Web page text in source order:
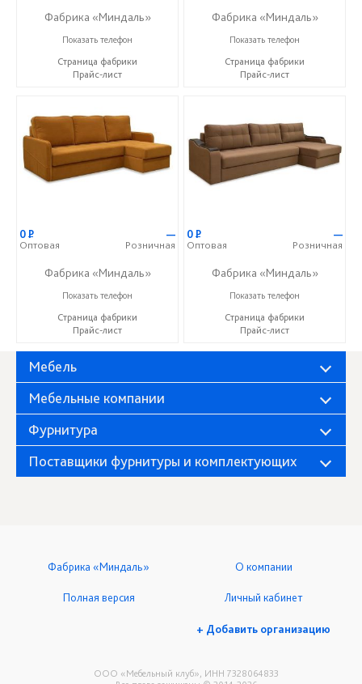
Фабрика «Миндаль»
+7 (927) 630-62-82
Показать телефон
Страница фабрики
Прайс-лист
Фабрика «Миндаль»
+7 (927) 630-62-82
Показать телефон
Страница фабрики
Прайс-лист
0Р
Оптовая
—
Розничная
Фабрика «Миндаль»
+7 (927) 630-62-82
Показать телефон
Страница фабрики
Прайс-лист
0Р
Оптовая
—
Розничная
Фабрика «Миндаль»
+7 (927) 630-62-82
Показать телефон
Страница фабрики
Прайс-лист
Мебель
Мебельные компании
Фурнитура
Поставщики фурнитуры и комплектующих
ООО «Мебельный клуб», ИНН 7328064833
Фабрика «Миндаль» О компании
Полная версия Личный кабинет
+ Добавить организацию